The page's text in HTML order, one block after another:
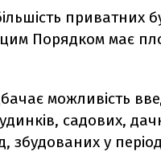
приватних
цим Порядком має
можливість
садових,
збудованих у